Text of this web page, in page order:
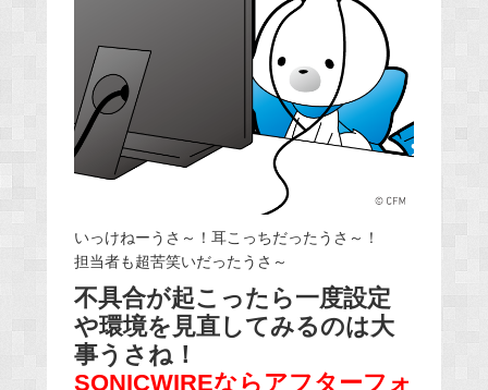
いっけねーうさ～！耳こっちだったうさ～！
担当者も超苦笑いだったうさ～
不具合が起こったら一度設定
や環境を見直してみるのは大
事うさね！
SONICWIREならアフターフォ